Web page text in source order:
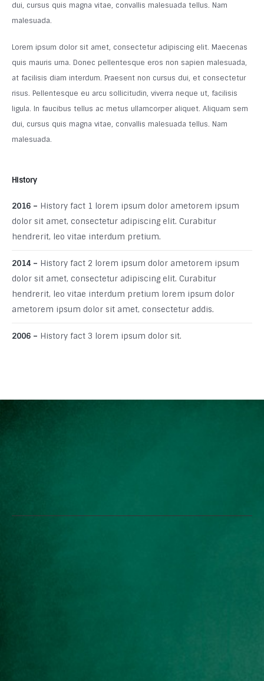
dui, cursus quis magna vitae, convallis malesuada tellus. Nam
malesuada.
Lorem ipsum dolor sit amet, consectetur adipiscing elit. Maecenas
quis mauris urna. Donec pellentesque eros non sapien malesuada,
at facilisis diam interdum. Praesent non cursus dui, et consectetur
risus. Pellentesque eu arcu sollicitudin, viverra neque ut, facilisis
ligula. In faucibus tellus ac metus ullamcorper aliquet. Aliquam sem
dui, cursus quis magna vitae, convallis malesuada tellus. Nam
malesuada.
History
2016 – History fact 1 lorem ipsum dolor ametorem ipsum
dolor sit amet, consectetur adipiscing elit. Curabitur
hendrerit, leo vitae interdum pretium.
2014 – History fact 2 lorem ipsum dolor ametorem ipsum
dolor sit amet, consectetur adipiscing elit. Curabitur
hendrerit, leo vitae interdum pretium lorem ipsum dolor
ametorem ipsum dolor sit amet, consectetur addis.
2006 – History fact 3 lorem ipsum dolor sit.